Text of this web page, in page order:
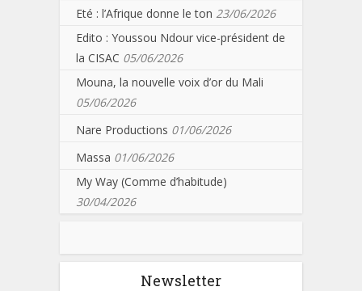
Eté : l’Afrique donne le ton 23/06/2026
Edito : Youssou Ndour vice-président de
la CISAC 05/06/2026
Mouna, la nouvelle voix d’or du Mali
05/06/2026
Nare Productions 01/06/2026
Massa 01/06/2026
My Way (Comme d’habitude)
30/04/2026
Newsletter